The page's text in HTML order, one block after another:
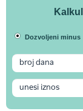
Dozvoljeni minus